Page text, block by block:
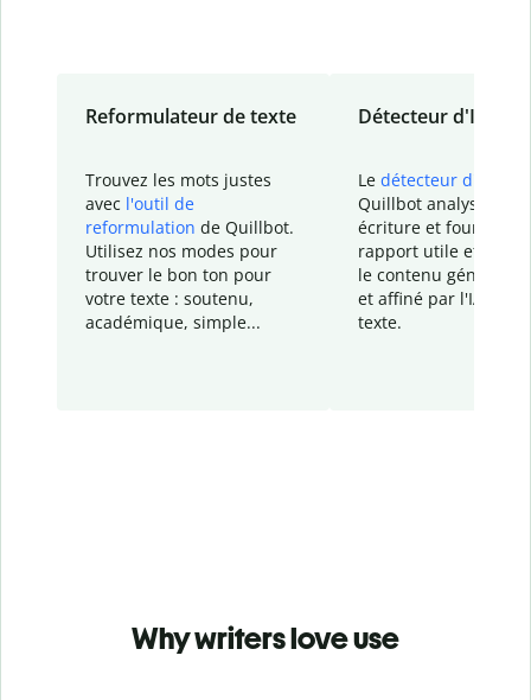
Reformulateur de texte
Trouvez les mots justes
avec l'outil de
reformulation de Quillbot.
Utilisez nos modes pour
trouver le bon ton pour
votre texte : soutenu,
académique, simple...
Détecteur d'IA
Le détecteur d'IA
Quillbot analyse votre
écriture et fournit un
rapport utile et
le contenu généré
et affiné par l'IA
texte.
Why writers love use